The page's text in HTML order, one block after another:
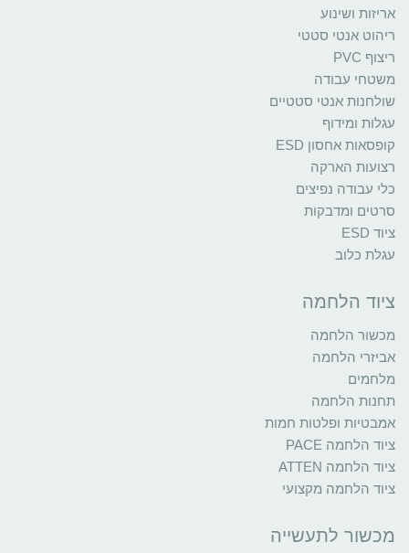
אריזות ושינוע
ריהוט אנטי סטטי
ריצוף PVC
משטחי עבודה
שולחנות אנטי סטטיים
עגלות ומידוף
קופסאות אחסון ESD
רצועות הארקה
כלי עבודה נפיצים
סרטים ומדבקות
ציוד ESD
עגלת כלוב
ציוד הלחמה
מכשור הלחמה
אביזרי הלחמה
מלחמים
תחנות הלחמה
אמבטיות ופלטות חמות
ציוד הלחמה PACE
ציוד הלחמה ATTEN
ציוד הלחמה מקצועי
מכשור לתעשייה